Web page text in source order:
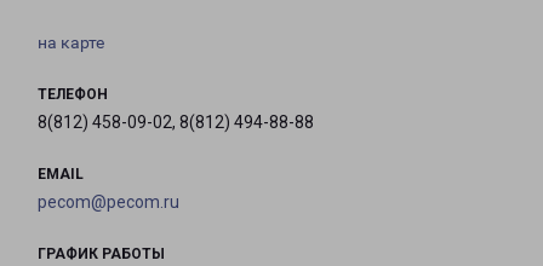
на карте
ТЕЛЕФОН
8(812) 458-09-02, 8(812) 494-88-88
EMAIL
pecom@pecom.ru
ГРАФИК РАБОТЫ